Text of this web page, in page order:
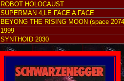
ROBOT HOLOCAUST
SUPERMAN 4,LE FACE A FACE
BEYONG THE RISING MOON (space
1999
SYNTHOID 2030